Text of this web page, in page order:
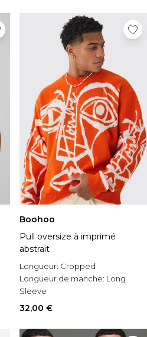
Boohoo
Pull oversize à imprimé
abstrait
Longueur: Cropped
Longueur de manche: Long
Sleeve
Matérial:
32,00 €